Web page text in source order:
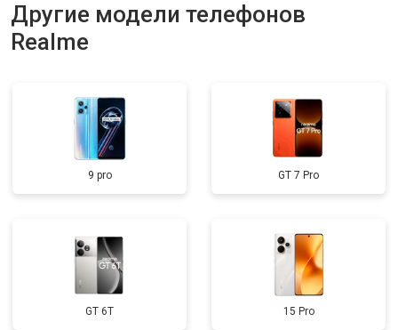
Другие модели телефонов
Realme
9 pro GT 7 Pro
GT 6T 15 Pro